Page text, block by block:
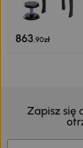
863,90zł
Zapisz się